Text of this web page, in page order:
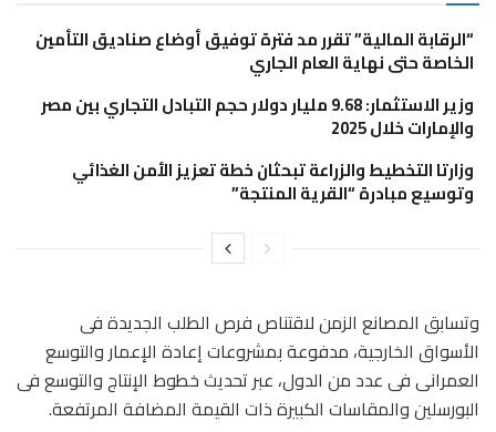
“الرقابة المالية” تقرر مد فترة توفيق أوضاع صناديق التأمين
الخاصة حتى نهاية العام الجاري
وزير الاستثمار: 9.68 مليار دولار حجم التبادل التجاري بين مصر
والإمارات خلال 2025
وزارتا التخطيط والزراعة تبحثان خطة تعزيز الأمن الغذائي
وتوسيع مبادرة “القرية المنتجة”
وتسابق المصانع الزمن لاقتناص فرص الطلب الجديدة فى
الأسواق الخارجية، مدفوعة بمشروعات إعادة الإعمار والتوسع
العمرانى فى عدد من الدول، عبر تحديث خطوط الإنتاج والتوسع فى
البورسلين والمقاسات الكبيرة ذات القيمة المضافة المرتفعة.